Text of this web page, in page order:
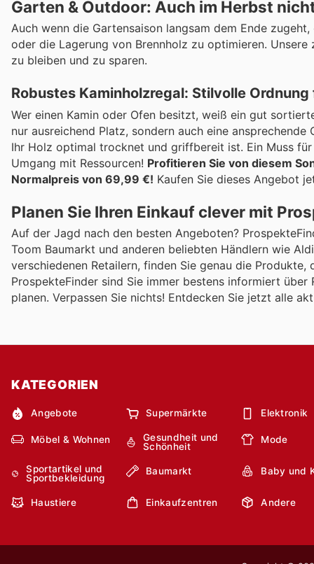
Garten & Outdoor: Auch im Herbst
Auch wenn die Gartensaison langsam dem Ende
oder die Lagerung von Brennholz zu optimieren.
zu bleiben und zu sparen.
Robustes Kaminholzregal: Stilvolle
Wer einen Kamin oder Ofen besitzt, weiß ein gut
nur ausreichend Platz, sondern auch eine
Ihr Holz optimal trocknet und griffbereit ist. Ein Muss
Umgang mit Ressourcen! Profitieren Sie von diesem
Normalpreis von 69,99 €! Kaufen Sie dieses Angebot
Planen Sie Ihren Einkauf clever mit
Auf der Jagd nach den besten Angeboten?
Toom Baumarkt und anderen beliebten Händlern wie
verschiedenen Retailern, finden Sie genau die
ProspekteFinder sind Sie immer bestens informiert
planen. Verpassen Sie nichts! Entdecken Sie jetzt alle
KATEGORIEN
Angebote Supermärkte Elektronik
Möbel & Wohnen
Gesundheit und
Schönheit
Mode
Sportartikel und
Sportbekleidung
Baumarkt Baby und
Haustiere Einkaufzentren Andere